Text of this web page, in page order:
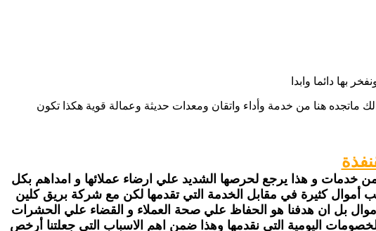
بها دائما وابدا
هنا من خدمة وأداء واتقان ومعدات حديثة وعمالة قوية هكذا تكون
خدمات و هذا يرجع لحرصها الشديد علي ارضاء عملائها و امداهم بكل
كثيرة في مقابل الخدمة التي تقدمها لكن مع شركة بريق كلين
بل ان هدفنا هو الحفاظ علي صحة العملاء و القضاء علي الحشرات
اليومية التي نقدمها وهذا ضمن اهم الاسباب التى جعلتنا أرخص